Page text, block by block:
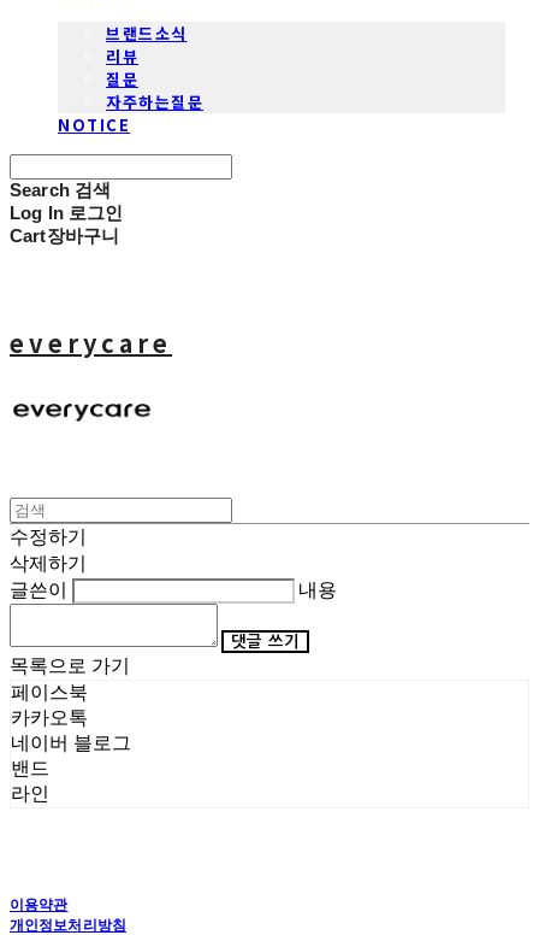
브랜드소식
리뷰
질문
자주하는질문
NOTICE
Search 검색
Log In 로그인
Cart장바구니
everycare
수정하기
삭제하기
글쓴이
내용
댓글 쓰기
목록으로 가기
페이스북
카카오톡
네이버 블로그
밴드
라인
이용약관
개인정보처리방침